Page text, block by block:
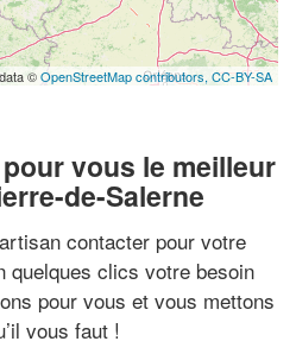
©OpenStreetMap contributors, CC-BY-SA
vous le meilleur
de-Salerne
contacter pour votre
quelques clics votre besoin
pour vous et vous mettons
vous faut !